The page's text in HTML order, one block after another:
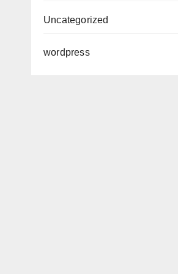
Uncategorized
wordpress